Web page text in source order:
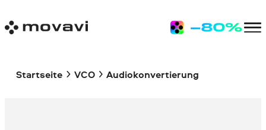
Startseite VCO Audiokonvertierung